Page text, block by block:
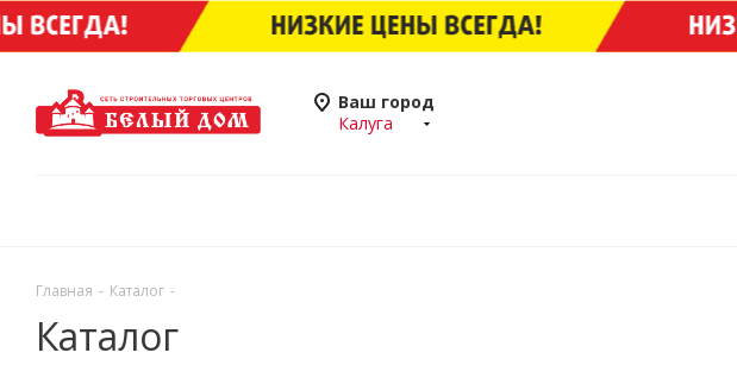
Ваш город
Калуга
Главная - Каталог -
Каталог